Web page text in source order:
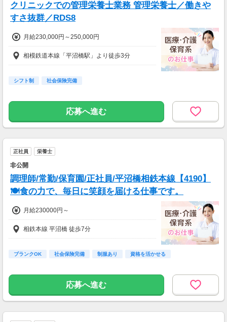
クリニックでの管理栄養士業務 管理栄養士／働きや
すさ抜群／RDS8
月給230,000円～250,000円
相模鉄道本線「平沼橋駅」より徒歩3分
シフト制 社会保険完備
応募へ進む
正社員 栄養士
非公開
調理師/常勤/保育園/正社員/平沼橋相鉄本線【4190】
🍽️食の力で、毎日に笑顔を届ける仕事です。
月給230000円～
相鉄本線 平沼橋 徒歩7分
ブランクOK 社会保険完備 制服あり 資格を活かせる
応募へ進む